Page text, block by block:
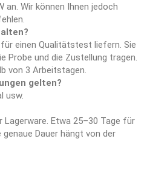
an. Wir können Ihnen jedoch
einen Qualitätstest liefern. Sie
Probe und die Zustellung tragen.
von 3 Arbeitstagen.
gelten?
usw.
Lagerware. Etwa 25–30 Tage für
Dauer hängt von der